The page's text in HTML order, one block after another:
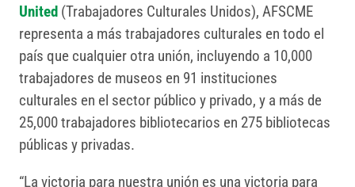
United (Trabajadores Culturales Unidos), AFSCME
representa a más trabajadores culturales en todo el
país que cualquier otra unión, incluyendo a 10,000
trabajadores de museos en 91 instituciones
culturales en el sector público y privado, y a más de
25,000 trabajadores bibliotecarios en 275 bibliotecas
públicas y privadas.
“La victoria para nuestra unión es una victoria para